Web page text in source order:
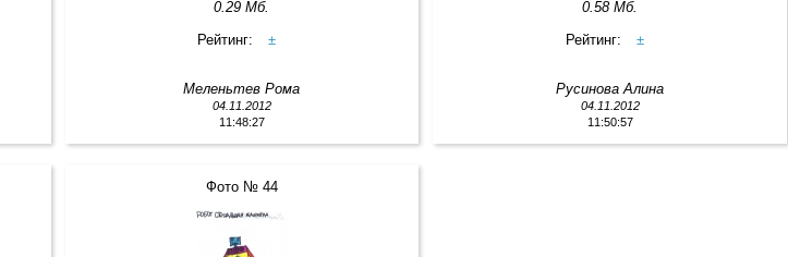
0.29 Мб.
Рейтинг:
±
Меленьтев Рома
04.11.2012
11:48:27
Фото № 44
0.58 Мб.
Рейтинг:
±
Русинова Алина
04.11.2012
11:50:57